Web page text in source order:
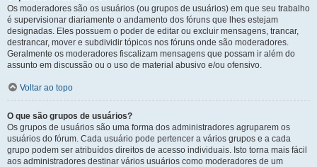
Os moderadores são os usuários (ou grupos de usuários) em que seu trabalho
é supervisionar diariamente o andamento dos fóruns que lhes estejam
designadas. Eles possuem o poder de editar ou excluir mensagens, trancar,
destrancar, mover e subdividir tópicos nos fóruns onde são moderadores.
Geralmente os moderadores fiscalizam mensagens que possam ir além do
assunto em discussão ou o uso de material abusivo e/ou ofensivo.
Voltar ao topo
O que são grupos de usuários?
Os grupos de usuários são uma forma dos administradores agruparem os
usuários do fórum. Cada usuário pode pertencer a vários grupos e a cada
grupo podem ser atribuídos direitos de acesso individuais. Isto torna mais fácil
aos administradores destinar vários usuários como moderadores de um